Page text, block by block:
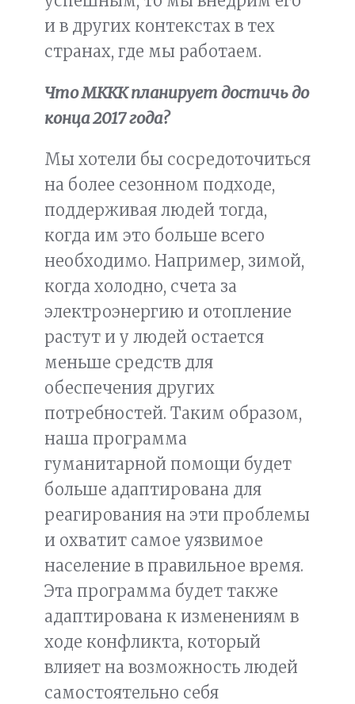
и в других контекстах в тех
странах, где мы работаем.
Что МККК планирует достичь до
конца 2017 года?
Мы хотели бы сосредоточиться
на более сезонном подходе,
поддерживая людей тогда,
когда им это больше всего
необходимо. Например, зимой,
когда холодно, счета за
электроэнергию и отопление
растут и у людей остается
меньше средств для
обеспечения других
потребностей. Таким образом,
наша программа
гуманитарной помощи будет
больше адаптирована для
реагирования на эти проблемы
и охватит самое уязвимое
население в правильное время.
Эта программа будет также
адаптирована к изменениям в
ходе конфликта, который
влияет на возможность людей
самостоятельно себя